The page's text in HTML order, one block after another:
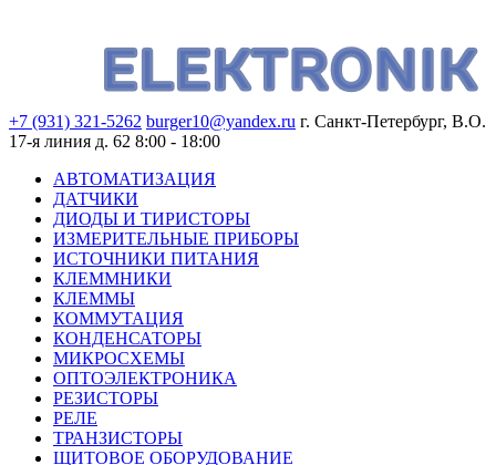
+7 (931) 321-5262 burger10@yandex.ru г. Санкт-Петербург, В.О.
17-я линия д. 62 8:00 - 18:00
АВТОМАТИЗАЦИЯ
ДАТЧИКИ
ДИОДЫ И ТИРИСТОРЫ
ИЗМЕРИТЕЛЬНЫЕ ПРИБОРЫ
ИСТОЧНИКИ ПИТАНИЯ
КЛЕММНИКИ
КЛЕММЫ
КОММУТАЦИЯ
КОНДЕНСАТОРЫ
МИКРОСХЕМЫ
ОПТОЭЛЕКТРОНИКА
РЕЗИСТОРЫ
РЕЛЕ
ТРАНЗИСТОРЫ
ЩИТОВОЕ ОБОРУДОВАНИЕ